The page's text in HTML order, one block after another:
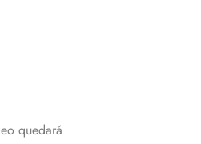
quedará